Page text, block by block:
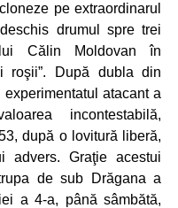
pe extraordinarul
drumul spre trei
Călin Moldovan în
roşii”. După dubla din
atacant a
incontestabilă,
după o lovitură liberă,
advers. Graţie acestui
de sub Drăgana a
a 4-a, până sâmbătă,